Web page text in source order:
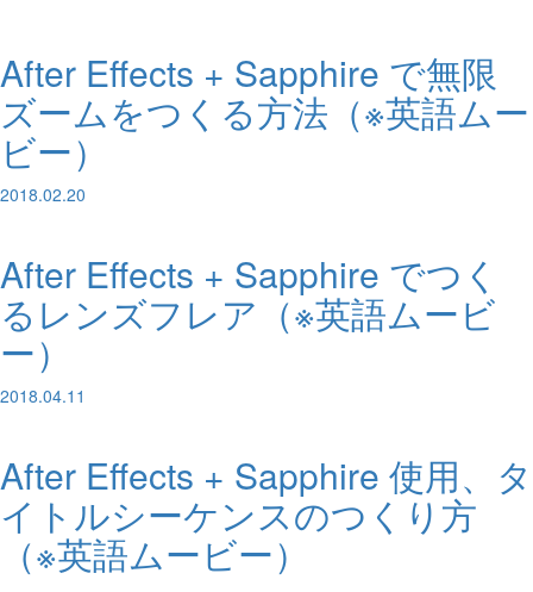
After Effects + Sapphire で無限
ズームをつくる方法（※英語ムー
ビー）
2018.02.20
After Effects + Sapphire でつく
るレンズフレア（※英語ムービ
ー）
2018.04.11
After Effects + Sapphire 使用、タ
イトルシーケンスのつくり方
（※英語ムービー）